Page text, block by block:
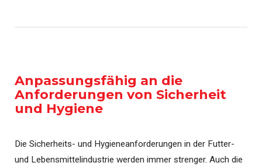
Anpassungsfähig an die
Anforderungen von Sicherheit
und Hygiene
Die Sicherheits- und Hygieneanforderungen in der Futter-
und Lebensmittelindustrie werden immer strenger. Auch die